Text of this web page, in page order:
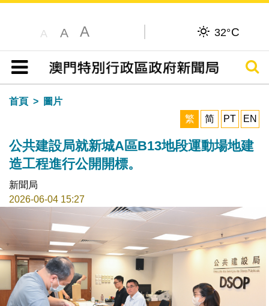
A A A 32°C
目錄
搜尋
首頁
圖片
繁
简 PT EN
公共建設局就新城A區B13地段運動場地建
造工程進行公開開標。
新聞局
2026-06-04 15:27